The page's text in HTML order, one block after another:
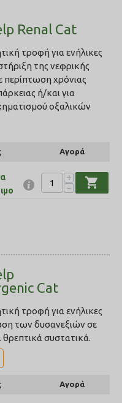
Renal Cat
τροφή για ενήλικες
της νεφρικής
περίπτωση χρόνιας
ή/και για
οξαλικών
Αγορά
+
−
shopping_cart
Cat
τροφή για ενήλικες
των δυσανεξιών σε
θρεπτικά συστατικά.
Αγορά